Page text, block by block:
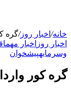
خانه/ اخبار روز/گره
اخبار روز اخبار مهم
وسرمایهپیشخوان
گره کور